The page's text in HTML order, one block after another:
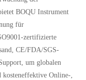
bei der
des
der
sind die
der Messwerte und
für den Erfolg der
BOQU Instrument
für
zertifizierte
CE/FDA/SGS-
um globalen
kosteneffektive Online-,